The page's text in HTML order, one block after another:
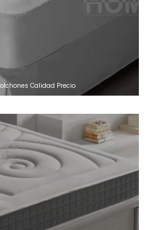
Calidad Precio